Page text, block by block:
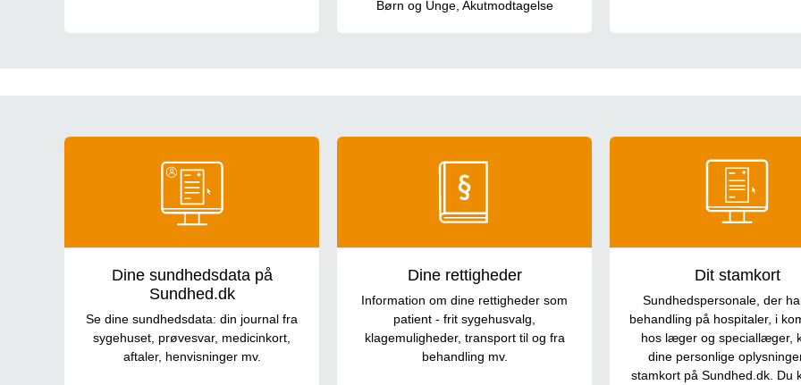
Børn og Unge, Akutmodtagelse
Generel information
Dine sundhedsdata på
Sundhed.dk
Se dine sundhedsdata: din journal fra
sygehuset, prøvesvar, medicinkort,
aftaler, henvisninger mv.
Dine rettigheder
Information om dine rettigheder som
patient - frit sygehusvalg,
klagemuligheder, transport til og fra
behandling mv.
Dit stamkort
Sundhedspersonale, der
behandling på hospitaler, i
hos læger og speciallæger,
dine personlige
stamkort på Sundhed.dk. Du